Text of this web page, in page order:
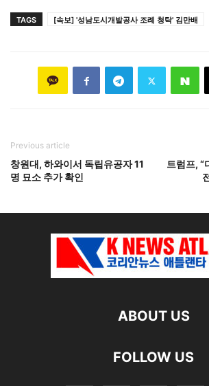
TAGS [속보] '성남도시개발공사 조례 청탁' 김만배
Previous article
창원대, 하와이서 독립유공자 11
명 묘소 추가 확인
트럼프, “
ABOUT US
FOLLOW US